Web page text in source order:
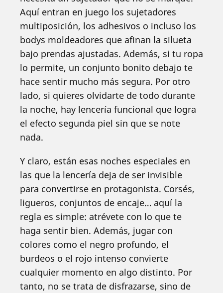
Aquí entran en juego los sujetadores
multiposición, los adhesivos o incluso los
bodys moldeadores que afinan la silueta
bajo prendas ajustadas. Además, si tu ropa
lo permite, un conjunto bonito debajo te
hace sentir mucho más segura. Por otro
lado, si quieres olvidarte de todo durante
la noche, hay lencería funcional que logra
el efecto segunda piel sin que se note
nada.
Y claro, están esas noches especiales en
las que la lencería deja de ser invisible
para convertirse en protagonista. Corsés,
ligueros, conjuntos de encaje… aquí la
regla es simple: atrévete con lo que te
haga sentir bien. Además, jugar con
colores como el negro profundo, el
burdeos o el rojo intenso convierte
cualquier momento en algo distinto. Por
tanto, no se trata de disfrazarse, sino de